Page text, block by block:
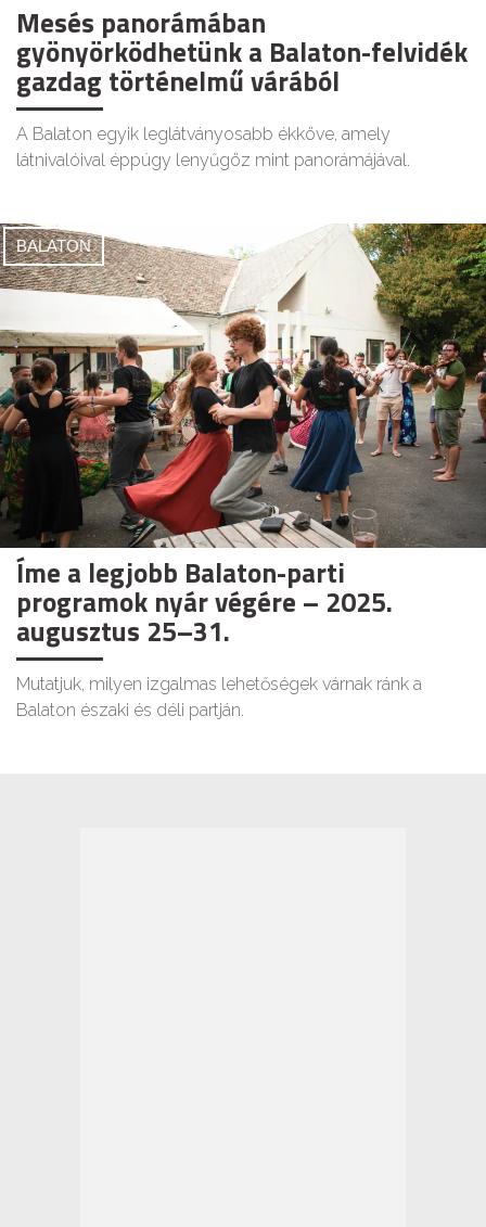
Mesés panorámában
gyönyörködhetünk a Balaton-felvidék
gazdag történelmű várából
A Balaton egyik leglátványosabb ékköve, amely
látnivalóival éppúgy lenyűgöz mint panorámájával.
BALATON
Íme a legjobb Balaton-parti
programok nyár végére – 2025.
augusztus 25–31.
Mutatjuk, milyen izgalmas lehetőségek várnak ránk a
Balaton északi és déli partján.